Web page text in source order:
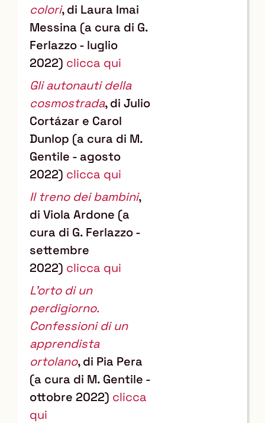
colori, di Laura Imai
Messina (a cura di G.
Ferlazzo - luglio
2022) clicca qui
Gli autonauti della
cosmostrada, di Julio
Cortázar e Carol
Dunlop (a cura di M.
Gentile - agosto
2022) clicca qui
Il treno dei bambini,
di Viola Ardone (a
cura di G. Ferlazzo -
settembre
2022) clicca qui
L'orto di un
perdigiorno.
Confessioni di un
apprendista
ortolano, di Pia Pera
(a cura di M. Gentile -
ottobre 2022) clicca
qui